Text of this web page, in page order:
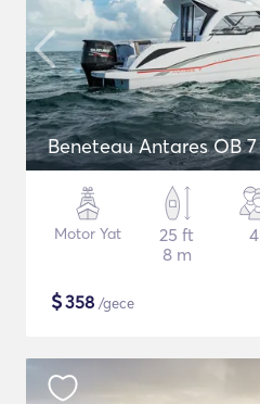
Beneteau Antares OB 7
Motor Yat
25 ft
8 m
4
$358 /gece